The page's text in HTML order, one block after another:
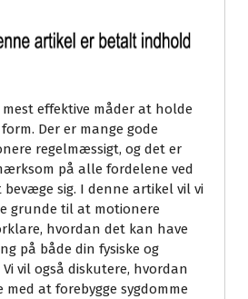
effektive måder at holde
Der er mange gode
regelmæssigt, og det er
på alle fordelene ved
sig. I denne artikel vil vi
grunde til at motionere
hvordan det kan have
på både din fysiske og
vil også diskutere, hvordan
at forebygge sygdomme